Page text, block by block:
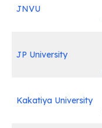
JNVU
JP University
Kakatiya University